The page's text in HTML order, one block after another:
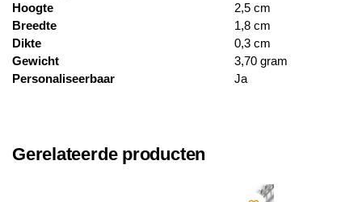
Hoogte
2,5 cm
Breedte
1,8 cm
Dikte
0,3 cm
Gewicht
3,70 gram
Personaliseerbaar
Ja
Gerelateerde producten